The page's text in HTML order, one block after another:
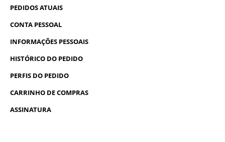
PEDIDOS ATUAIS
CONTA PESSOAL
INFORMAÇÕES PESSOAIS
HISTÓRICO DO PEDIDO
PERFIS DO PEDIDO
CARRINHO DE COMPRAS
ASSINATURA